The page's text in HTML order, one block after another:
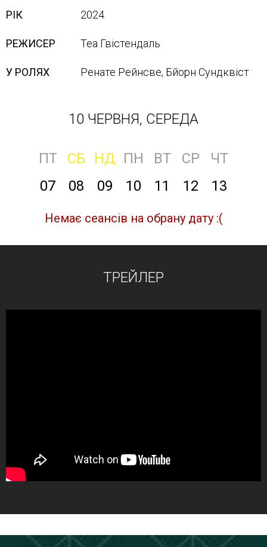
РІК 2024
РЕЖИСЕР Теа Гвістендаль
У РОЛЯХ Ренате Рейнсве, Бйорн Сундквіст
10 ЧЕРВНЯ, СЕРЕДА
ПТ СБ НД ПН ВТ СР
ЧТ
07
08 09 10 11 12 13
Немає сеансів на обрану дату :(
ТРЕЙЛЕР